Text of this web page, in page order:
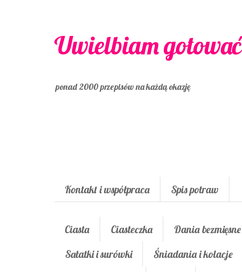
Uwielbiam gotować
ponad 2000 przepisów na każdą okazję
Kontakt i współpraca Spis potraw
Ciasta Ciasteczka Dania bezmięsne
Sałatki i surówki
Śniadania i kolacje